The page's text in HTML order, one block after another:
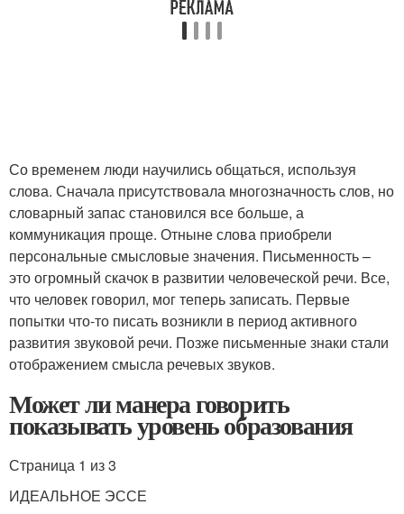
Со временем люди научились общаться, используя
слова. Сначала присутствовала многозначность слов, но
словарный запас становился все больше, а
коммуникация проще. Отныне слова приобрели
персональные смысловые значения. Письменность –
это огромный скачок в развитии человеческой речи. Все,
что человек говорил, мог теперь записать. Первые
попытки что-то писать возникли в период активного
развития звуковой речи. Позже письменные знаки стали
отображением смысла речевых звуков.
Может ли манера говорить
показывать уровень образования
Страница 1 из 3
ИДЕАЛЬНОЕ ЭССЕ